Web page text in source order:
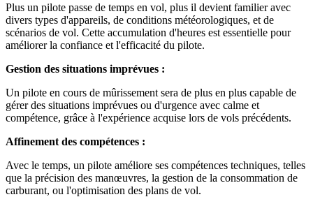
Plus un pilote passe de temps en vol, plus il devient familier avec
divers types d'appareils, de conditions météorologiques, et de
scénarios de vol. Cette accumulation d'heures est essentielle pour
améliorer la confiance et l'efficacité du pilote.
Gestion des situations imprévues :
Un pilote en cours de mûrissement sera de plus en plus capable de
gérer des situations imprévues ou d'urgence avec calme et
compétence, grâce à l'expérience acquise lors de vols précédents.
Affinement des compétences :
Avec le temps, un pilote améliore ses compétences techniques, telles
que la précision des manœuvres, la gestion de la consommation de
carburant, ou l'optimisation des plans de vol.